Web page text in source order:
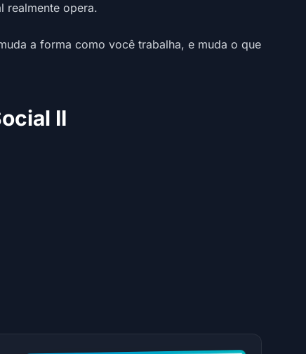
realmente opera.
a forma como você trabalha, e muda o que
II